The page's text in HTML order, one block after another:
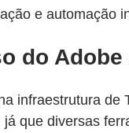
e automação
do
infraestrutura
que diversas